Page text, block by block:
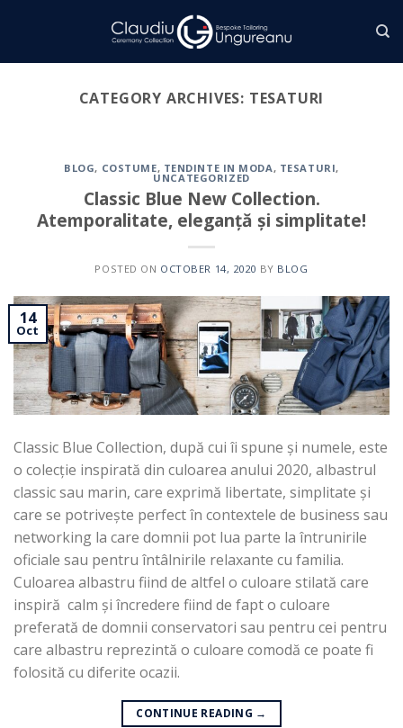
CATEGORY ARCHIVES: TESATURI
BLOG, COSTUME, TENDINTE IN MODA, TESATURI,
UNCATEGORIZED
Classic Blue New Collection.
Atemporalitate, eleganță și simplitate!
POSTED ON OCTOBER 14, 2020 BY BLOG
14
Oct
Classic Blue Collection, după cui îi spune și numele, este
o colecție inspirată din culoarea anului 2020, albastrul
classic sau marin, care exprimă libertate, simplitate și
care se potrivește perfect în contextele de business sau
networking la care domnii pot lua parte la întrunirile
oficiale sau pentru întâlnirile relaxante cu familia.
Culoarea albastru fiind de altfel o culoare stilată care
inspiră calm și încredere fiind de fapt o culoare
preferată de domnii conservatori sau pentru cei pentru
care albastru reprezintă o culoare comodă ce poate fi
folosită cu diferite ocazii.
CONTINUE READING →